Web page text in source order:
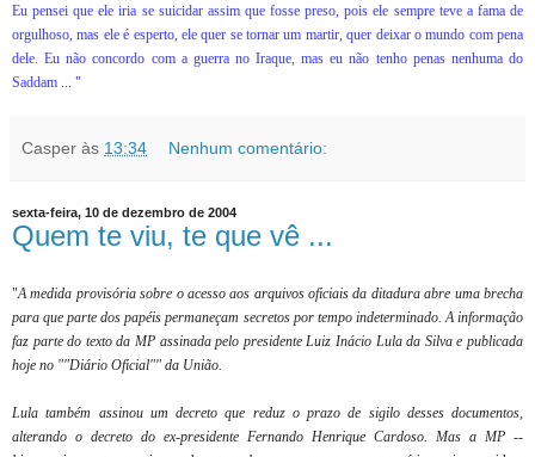
Eu pensei que ele iria se suicidar assim que fosse preso, pois ele sempre teve a fama de
orgulhoso, mas ele é esperto, ele quer se tornar um martir, quer deixar o mundo com pena
dele. Eu não concordo com a guerra no Iraque, mas eu não tenho penas nenhuma do
Saddam ... "
Casper às 13:34 Nenhum comentário:
sexta-feira, 10 de dezembro de 2004
Quem te viu, te que vê ...
"A medida provisória sobre o acesso aos arquivos oficiais da ditadura abre uma brecha
para que parte dos papéis permaneçam secretos por tempo indeterminado. A informação
faz parte do texto da MP assinada pelo presidente Luiz Inácio Lula da Silva e publicada
hoje no ""Diário Oficial"" da União.
Lula também assinou um decreto que reduz o prazo de sigilo desses documentos,
alterando o decreto do ex-presidente Fernando Henrique Cardoso. Mas a MP --